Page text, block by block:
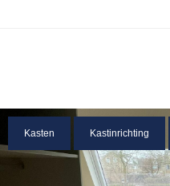
Kasten Kastinrichting